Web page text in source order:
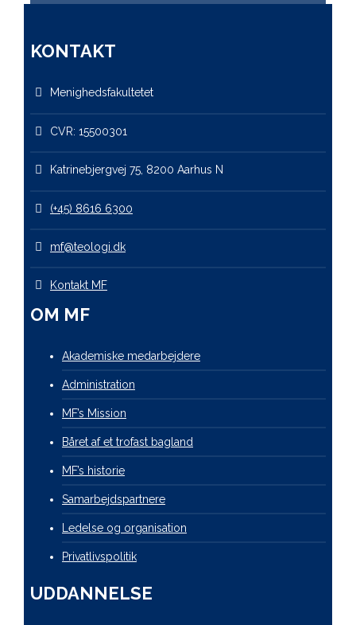
KONTAKT
Menighedsfakultetet
CVR: 15500301
Katrinebjergvej 75, 8200 Aarhus N
(+45) 8616 6300
mf@teologi.dk
Kontakt MF
OM MF
Akademiske medarbejdere
Administration
MF’s Mission
Båret af et trofast bagland
MF’s historie
Samarbejdspartnere
Ledelse og organisation
Privatlivspolitik
UDDANNELSE